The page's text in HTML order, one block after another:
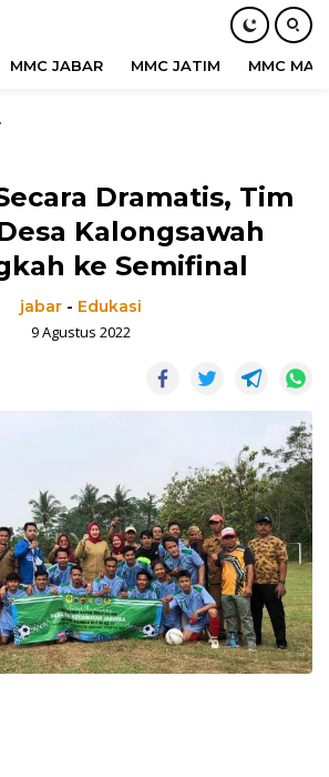
MMC JABAR MMC JATIM MMC
Dramatis, Tim
Kalongsawah
ke Semifinal
jabar - Edukasi
9 Agustus 2022